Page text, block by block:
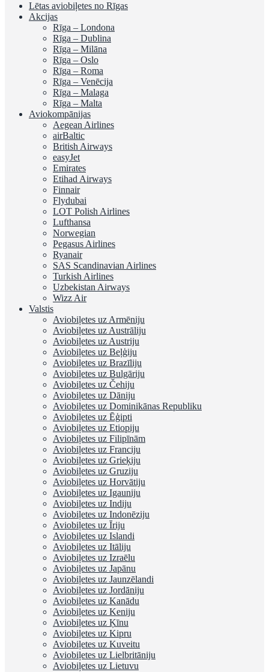
Lētas aviobiļetes no Rīgas
Akcijas
Rīga – Londona
Rīga – Dublina
Rīga – Milāna
Rīga – Oslo
Rīga – Roma
Rīga – Venēcija
Rīga – Malaga
Rīga – Malta
Aviokompānijas
Aegean Airlines
airBaltic
British Airways
easyJet
Emirates
Etihad Airways
Finnair
Flydubai
LOT Polish Airlines
Lufthansa
Norwegian
Pegasus Airlines
Ryanair
SAS Scandinavian Airlines
Turkish Airlines
Uzbekistan Airways
Wizz Air
Valstis
Aviobiļetes uz Armēniju
Aviobiļetes uz Austrāliju
Aviobiļetes uz Austriju
Aviobiļetes uz Beļģiju
Aviobiļetes uz Brazīliju
Aviobiļetes uz Bulgāriju
Aviobiļetes uz Čehiju
Aviobiļetes uz Dāniju
Aviobiļetes uz Dominikānas Republiku
Aviobiļetes uz Ēģipti
Aviobiļetes uz Etiopiju
Aviobiļetes uz Filipīnām
Aviobiļetes uz Franciju
Aviobiļetes uz Grieķiju
Aviobiļetes uz Gruziju
Aviobiļetes uz Horvātiju
Aviobiļetes uz Igauniju
Aviobiļetes uz Indiju
Aviobiļetes uz Indonēziju
Aviobiļetes uz Īriju
Aviobiļetes uz Islandi
Aviobiļetes uz Itāliju
Aviobiļetes uz Izraēlu
Aviobiļetes uz Japānu
Aviobiļetes uz Jaunzēlandi
Aviobiļetes uz Jordāniju
Aviobiļetes uz Kanādu
Aviobiļetes uz Keniju
Aviobiļetes uz Ķīnu
Aviobiļetes uz Kipru
Aviobiļetes uz Kuveitu
Aviobiļetes uz Lielbritāniju
Aviobiļetes uz Lietuvu